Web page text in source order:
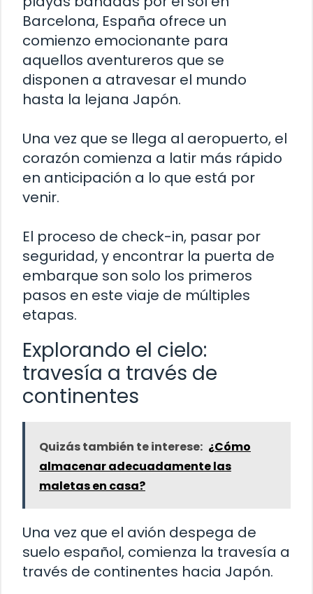
Barcelona, España ofrece un
comienzo emocionante para
aquellos aventureros que se
disponen a atravesar el mundo
hasta la lejana Japón.
Una vez que se llega al aeropuerto, el
corazón comienza a latir más rápido
en anticipación a lo que está por
venir.
El proceso de check-in, pasar por
seguridad, y encontrar la puerta de
embarque son solo los primeros
pasos en este viaje de múltiples
etapas.
Explorando el cielo:
travesía a través de
continentes
Quizás también te interese: ¿Cómo
almacenar adecuadamente las
maletas en casa?
Una vez que el avión despega de
suelo español, comienza la travesía a
través de continentes hacia Japón.